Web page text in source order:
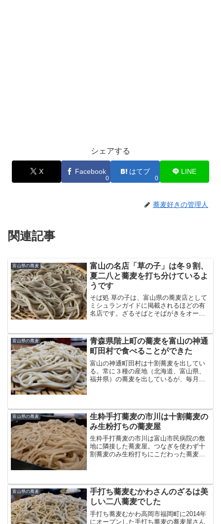
シェアする
X Facebook
0
はてブ
0
LINE
蕎麦好きの管理人
関連記事
富山県の蕎麦
富山の名店「草の子」は冬９割、
夏二八と蕎麦を打ち分けているよ
うです
そば処 草の子は、富山県の蕎麦店として
ミシュランガイドに掲載されるほどの有
名店です。ざるそばとそばがきをオーダ
わのそばがきは、食べるともちもちした
食感で、蕎麦の甘みがぎ...
富山県の蕎麦
青森県階上町の蕎麦を富山の神通
町田村で食べることができた
富山の神通町田村は十割蕎麦を出してい
る。常に３種の産地（北海道、富山県、
福井県）の蕎麦を出しているが、毎月月
蕎麦だった。青森県には「...
富山県の蕎麦
生粋手打蕎麦の市川は十割蕎麦の
み生粉打ちの蕎麦屋
生粋手打蕎麦の市川は富山市民病院の敷
地に隣接した蕎麦屋。つなぎを使わず十
割蕎麦のみ生粉打ちにこだわった蕎麦屋
部町1-5 シティア...
富山県の蕎麦
手打ち蕎麦むかわさんのざるは美
しい二八蕎麦でした
手打ち蕎麦むかわ高岡市福岡町に2014年
にオープンした手打ち蕎麦の蕎麦屋さん